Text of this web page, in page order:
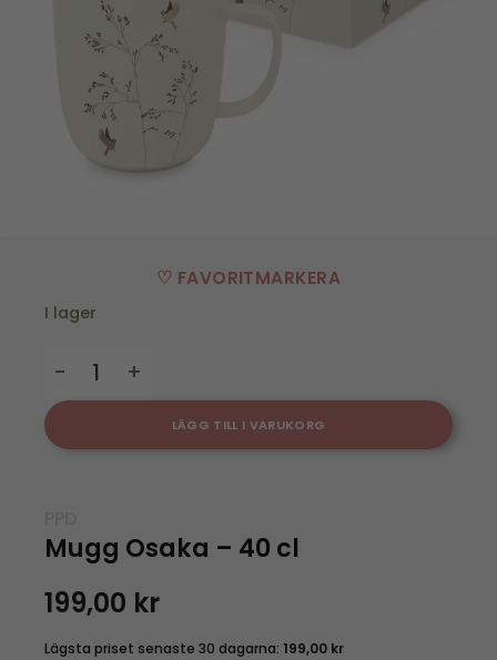
♡ FAVORITMARKERA
I lager
LÄGG TILL I VARUKORG
Mugg Osaka – 40 cl
199,00 kr
Lägsta priset senaste 30 dagarna: 199,00 kr